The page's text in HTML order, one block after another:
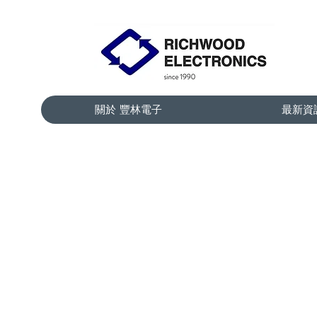
關於 豐林電子 最新資